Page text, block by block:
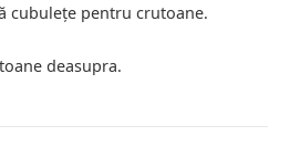
cubulețe pentru crutoane.
deasupra.